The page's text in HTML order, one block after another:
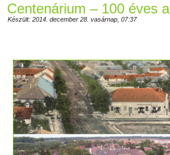
Centenárium – 100 éves
Készült: 2014. december 28. vasárnap, 07:37